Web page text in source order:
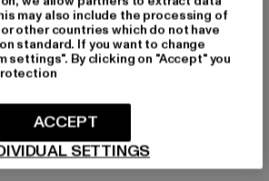
mit Deinen Daten umgeht, findest Du
Du kannst Dich jederzeit kostenfei
lesen.
Play market
may also include the processing of
other countries which do not have
standard. If you want to change
settings". By clicking on "Accept" you
SETTINGS
ACCEPT